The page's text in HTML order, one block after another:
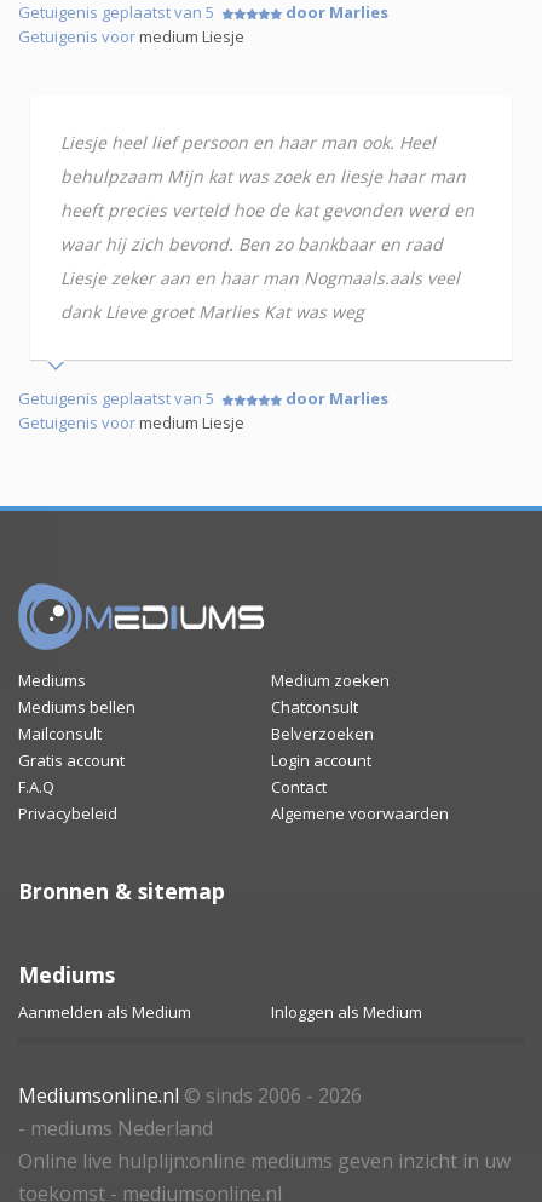
Getuigenis geplaatst van 5
door Marlies
Getuigenis voormedium Liesje
Liesje heel lief persoon en haar man ook. Heel
behulpzaam Mijn kat was zoek en liesje haar man
heeft precies verteld hoe de kat gevonden werd en
waar hij zich bevond. Ben zo bankbaar en raad
Liesje zeker aan en haar man Nogmaals.aals veel
dank Lieve groet Marlies Kat was weg
Getuigenis geplaatst van 5
door Marlies
Getuigenis voormedium Liesje
Mediums
Medium zoeken
Mediums bellen
Chatconsult
Mailconsult
Belverzoeken
Gratis account
Login account
F.A.Q
Contact
Privacybeleid
Algemene voorwaarden
Bronnen & sitemap
Mediums
Aanmelden als Medium Inloggen als Medium
Mediumsonline.nl © sinds 2006 - 2026
- mediums Nederland
Online live hulplijn:online mediums geven inzicht in uw
toekomst - mediumsonline.nl